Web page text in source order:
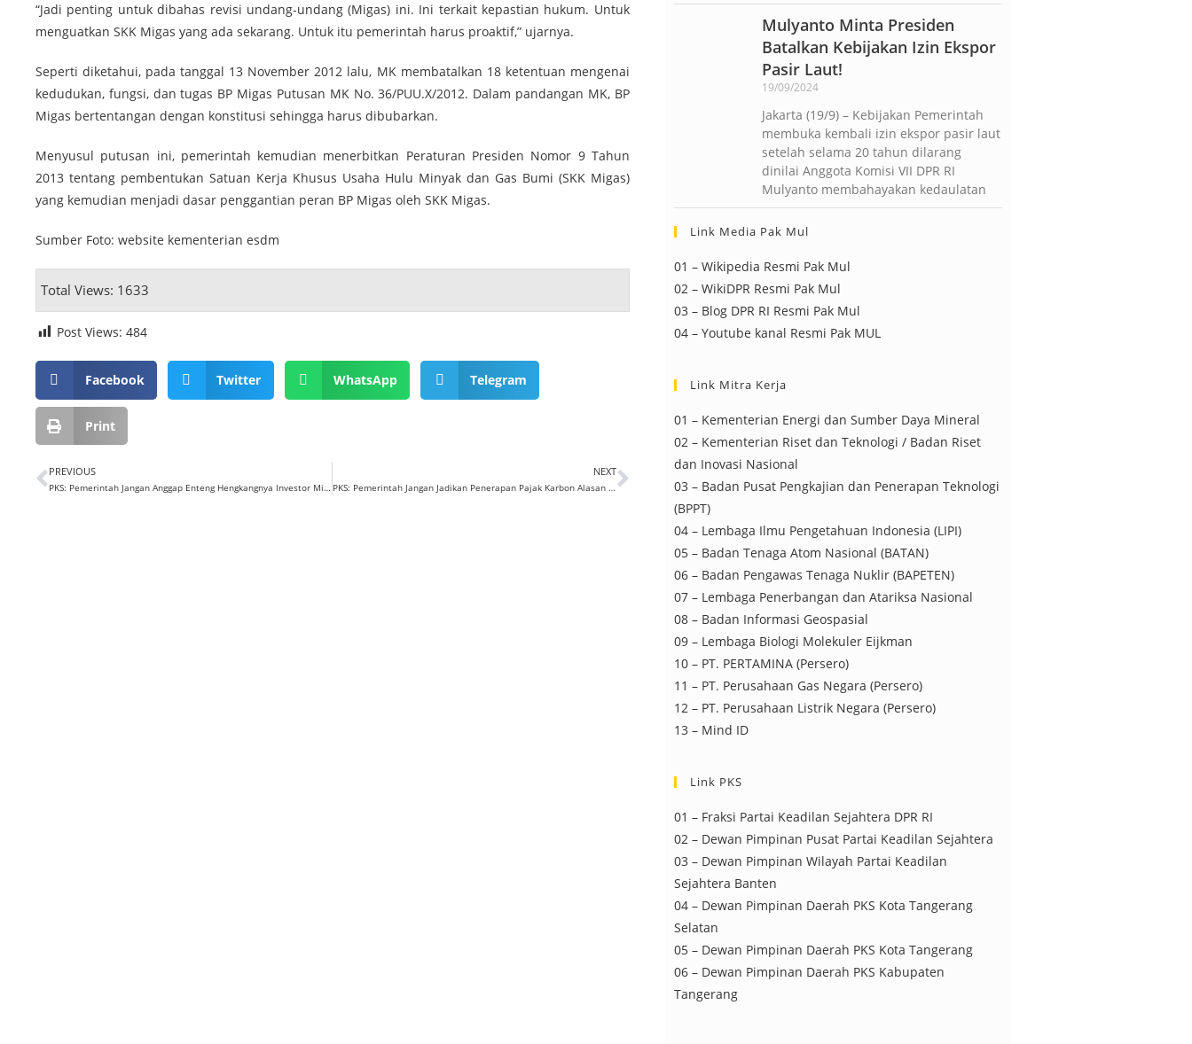
“Jadi penting untuk dibahas revisi undang-undang (Migas) ini. Ini terkait kepastian hukum. Untuk
menguatkan SKK Migas yang ada sekarang. Untuk itu pemerintah harus proaktif,” ujarnya.
Seperti diketahui, pada tanggal 13 November 2012 lalu, MK membatalkan 18 ketentuan mengenai
kedudukan, fungsi, dan tugas BP Migas Putusan MK No. 36/PUU.X/2012. Dalam pandangan MK, BP
Migas bertentangan dengan konstitusi sehingga harus dibubarkan.
Menyusul putusan ini, pemerintah kemudian menerbitkan Peraturan Presiden Nomor 9 Tahun
2013 tentang pembentukan Satuan Kerja Khusus Usaha Hulu Minyak dan Gas Bumi (SKK Migas)
yang kemudian menjadi dasar penggantian peran BP Migas oleh SKK Migas.
Sumber Foto: website kementerian esdm
Total Views: 1633
Post Views: 484
Facebook Twitter WhatsApp Telegram
Print
PREVIOUS
PKS: Pemerintah Jangan Anggap Enteng Hengkangnya Investor Migas
NEXT
PKS: Pemerintah Jangan Jadikan Penerapan Pajak Karbon Alasan Kenaikan Tarif Listrik
Mulyanto Minta Presiden
Batalkan Kebijakan Izin Ekspor
Pasir Laut!
19/09/2024
Jakarta (19/9) – Kebijakan Pemerintah
membuka kembali izin ekspor pasir laut
setelah selama 20 tahun dilarang
dinilai Anggota Komisi VII DPR RI
Mulyanto membahayakan kedaulatan
Link Media Pak Mul
01 – Wikipedia Resmi Pak Mul
02 – WikiDPR Resmi Pak Mul
03 – Blog DPR RI Resmi Pak Mul
04 – Youtube kanal Resmi Pak MUL
Link Mitra Kerja
01 – Kementerian Energi dan Sumber Daya Mineral
02 – Kementerian Riset dan Teknologi / Badan Riset
dan Inovasi Nasional
03 – Badan Pusat Pengkajian dan Penerapan Teknologi
(BPPT)
04 – Lembaga Ilmu Pengetahuan Indonesia (LIPI)
05 – Badan Tenaga Atom Nasional (BATAN)
06 – Badan Pengawas Tenaga Nuklir (BAPETEN)
07 – Lembaga Penerbangan dan Atariksa Nasional
08 – Badan Informasi Geospasial
09 – Lembaga Biologi Molekuler Eijkman
10 – PT. PERTAMINA (Persero)
11 – PT. Perusahaan Gas Negara (Persero)
12 – PT. Perusahaan Listrik Negara (Persero)
13 – Mind ID
Link PKS
01 – Fraksi Partai Keadilan Sejahtera DPR RI
02 – Dewan Pimpinan Pusat Partai Keadilan Sejahtera
03 – Dewan Pimpinan Wilayah Partai Keadilan
Sejahtera Banten
04 – Dewan Pimpinan Daerah PKS Kota Tangerang
Selatan
05 – Dewan Pimpinan Daerah PKS Kota Tangerang
06 – Dewan Pimpinan Daerah PKS Kabupaten
Tangerang